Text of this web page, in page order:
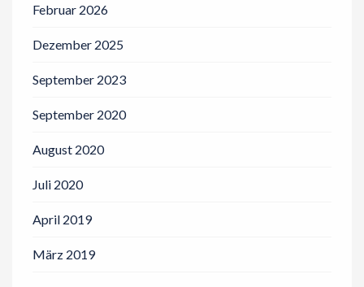
Februar 2026
Dezember 2025
September 2023
September 2020
August 2020
Juli 2020
April 2019
März 2019